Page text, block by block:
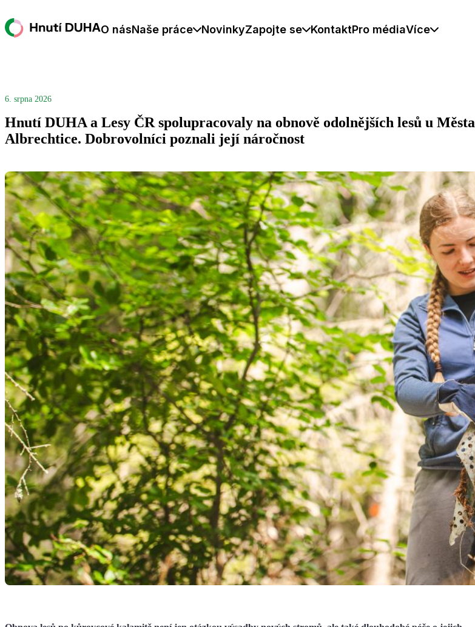
O násNaše práce NovinkyZapojte se KontaktPro médiaVíce
6. srpna 2026
Hnutí DUHA a Lesy ČR spolupracovaly na obnově odolnějších lesů u Města
Albrechtice. Dobrovolníci poznali její náročnost